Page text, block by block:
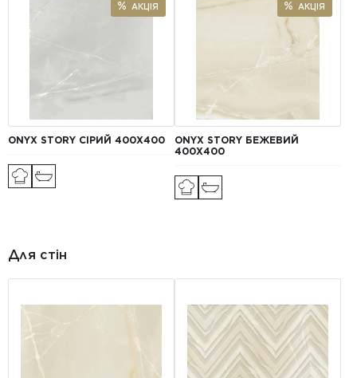
АКЦІЯ
ONYX STORY СІРИЙ 400Х400
АКЦІЯ
ONYX STORY БЕЖЕВИЙ
400Х400
Для стін